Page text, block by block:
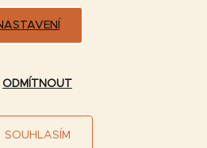
SOUHLASÍM
ODMÍTNOUT